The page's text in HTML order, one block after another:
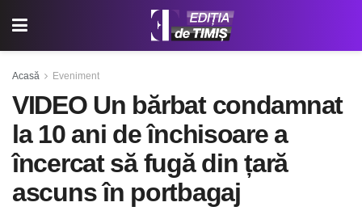
Acasă Eveniment
VIDEO Un bărbat condamnat
la 10 ani de închisoare a
încercat să fugă din țară
ascuns în portbagaj